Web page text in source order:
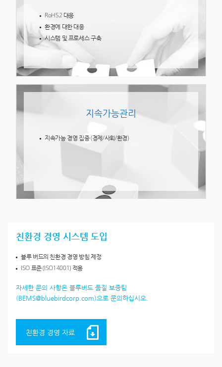
RoHS2 대응
환경에 대한 대응
시스템 및 프로세스 구축
지속가능관리
지속가능 경영 집중 (경제/사회/환경)
친환경 경영 시스템 도입
블루 버드의 친환경 경영 방침 제정
ISO 표준 (ISO14001) 적용
자세한 문의 사항은 블루버드 품질 보증팀
(BEMS@bluebirdcorp.com)으로 문의하십시오.
친환경 경영 자료